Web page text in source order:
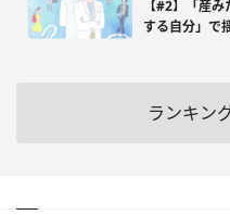
【#2】「産
する自分」で
ランキン